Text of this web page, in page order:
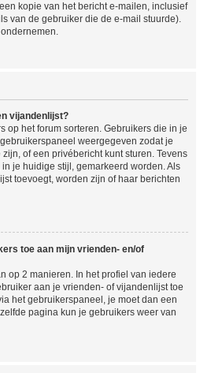
kopie van het bericht e-mailen, inclusief
van de gebruiker die de e-mail stuurde).
vijandenlijst?
op het forum sorteren. Gebruikers die in je
weergegeven zodat je
of een privébericht kunt sturen. Tevens
je huidige stijl, gemarkeerd worden. Als
toevoegt, worden zijn of haar berichten
toe aan mijn vrienden- en/of
op 2 manieren. In het profiel van iedere
aan je vrienden- of vijandenlijst toe
het gebruikerspaneel, je moet dan een
pagina kun je gebruikers weer van